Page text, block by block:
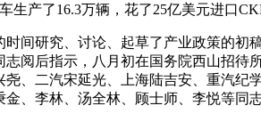
产了16.3万辆，花了25亿美元进口
间研究、讨论、起草了产业政策的初
阅后指示，八月初在国务院西山招待
、二汽宋延光、上海陆吉安、重汽
、李林、汤全林、顾士师、李悦等同志